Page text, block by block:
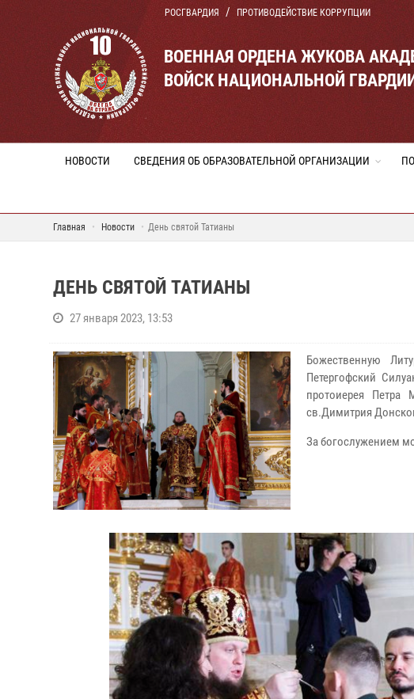
РОСГВАРДИЯ ПРОТИВОДЕЙСТВИЕ КОРРУПЦИИ
ВОЕННАЯ ОРДЕНА ЖУКОВА
ВОЙСК НАЦИОНАЛЬНОЙ
НОВОСТИ СВЕДЕНИЯ ОБ ОБРАЗОВАТЕЛЬНОЙ ОРГАНИЗАЦИИ
Главная Новости День святой Татианы
ДЕНЬ СВЯТОЙ ТАТИАНЫ
27 января 2023, 13:53
Божественную
Петергофский
протоиерея Петра
св.Димитрия
За богослужением